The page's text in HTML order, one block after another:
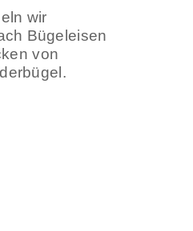
wir
Bügeleisen
von